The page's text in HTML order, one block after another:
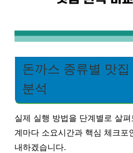
돈까스 종류별 맛집
분석
실제 실행 방법을 단계별로 살
계마다 소요시간과 핵심 체크포
내하겠습니다.